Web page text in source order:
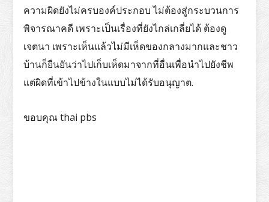
ความผิดยังไม่ครบองค์ประกอบ ไม่ต้องสู่กระบวนการ
พิจารณาคดี เพราะเป็นเรื่องที่ยังไกล่เกลี่ยได้ ต้องดู
เจตนา เพราะเห็นแล้วไม่มีเห็ดของกลางมากและชาว
บ้านก็ยืนยันว่าไปเก็บเห็ดมาจากที่อื่นเพื่อนำไปยังชีพ
แต่ผิดที่เข้าไปข้างในแบบไม่ได้รับอนุญาต.
ขอบคุณ thai pbs